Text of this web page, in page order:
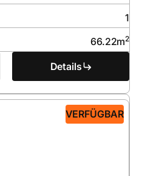
1
66.22m2
Details
VERFÜGBAR